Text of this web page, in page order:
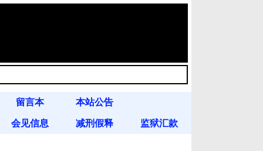
留言本 本站公告
会见信息 减刑假释 监狱汇款